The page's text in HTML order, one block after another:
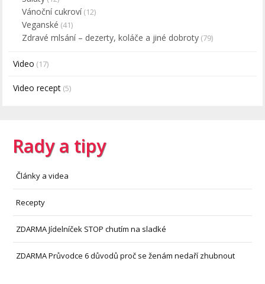
Vánoční cukroví(12)
Veganské (41)
Zdravé mlsání – dezerty, koláče a jiné dobroty (79)
Video (17)
Video recept (5)
Rady a tipy
Články a videa
Recepty
ZDARMA Jídelníček STOP chutím na sladké
ZDARMA Průvodce 6 důvodů proč se ženám nedaří zhubnout